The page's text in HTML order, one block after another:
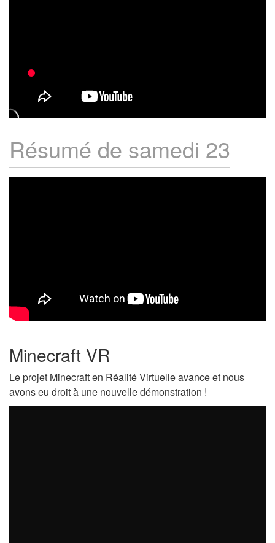
Résumé de samedi 23
Minecraft VR
Le projet Minecraft en Réalité Virtuelle avance et nous
avons eu droit à une nouvelle démonstration !